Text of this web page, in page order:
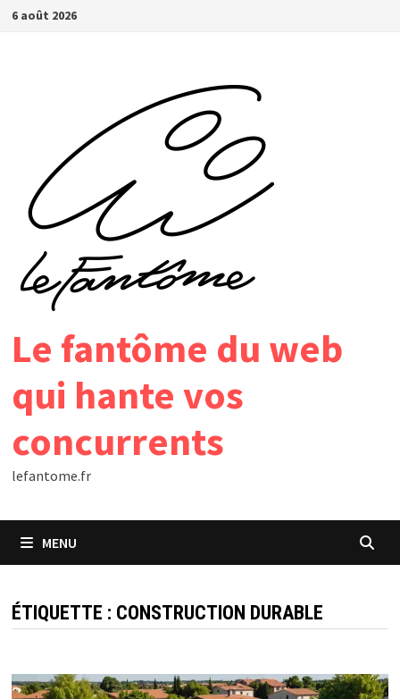
Passer
6 août 2026
Le fantôme du web
qui hante vos
concurrents
lefantome.fr
MENU
ÉTIQUETTE : CONSTRUCTION DURABLE